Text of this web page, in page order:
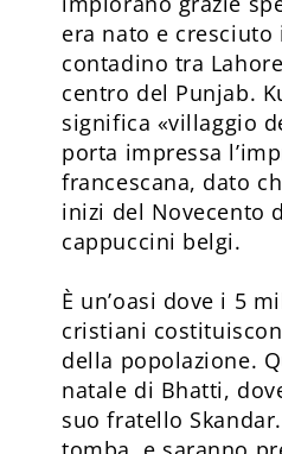
era nato e cresciuto
contadino tra
centro del Punjab.
significa «villaggio
porta impressa
francescana, dato
inizi del Novecento
cappuccini belgi.
È un’oasi dove i 5
cristiani
della popolazione.
natale di Bhatti,
suo fratello Skandar.